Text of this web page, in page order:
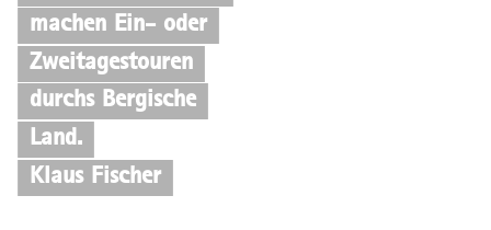
machen Ein- oder
Zweitagestouren
durchs Bergische
Land.
Klaus Fischer